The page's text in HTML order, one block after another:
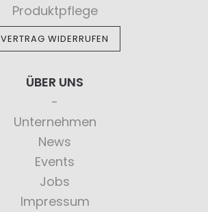
Produktpflege
VERTRAG WIDERRUFEN
ÜBER UNS
Unternehmen
News
Events
Jobs
Impressum